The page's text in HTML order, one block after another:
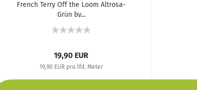
French Terry Off the Loom Altrosa-
Grün by...
19,90 EUR
19,90 EUR pro lfd. Meter